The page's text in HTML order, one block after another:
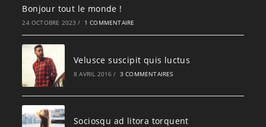
Bonjour tout le monde !
24 OCTOBRE 2023 / 1 COMMENTAIRE
Velusce suscipit quis luctus
8 AVRIL 2016 / 3 COMMENTAIRES
Sociosqu ad litora torquent